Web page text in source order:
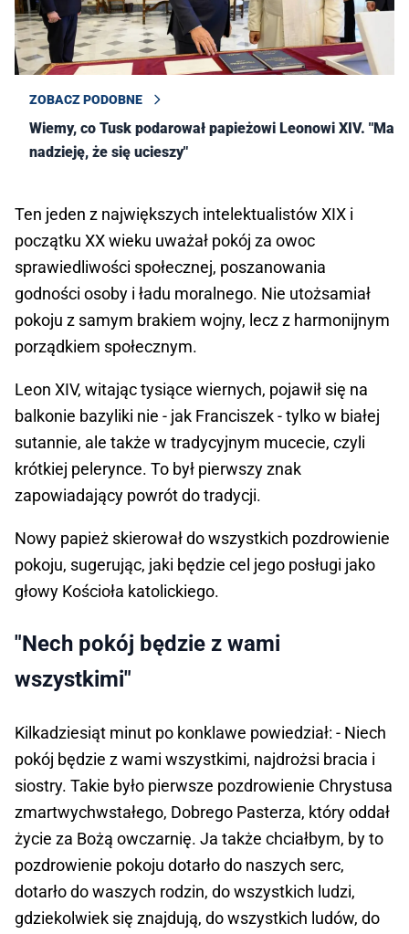
ZOBACZ PODOBNE
Wiemy, co Tusk podarował papieżowi Leonowi XIV. "Mam
nadzieję, że się ucieszy"
Ten jeden z największych intelektualistów XIX i
początku XX wieku uważał pokój za owoc
sprawiedliwości społecznej, poszanowania
godności osoby i ładu moralnego. Nie utożsamiał
pokoju z samym brakiem wojny, lecz z harmonijnym
porządkiem społecznym.
Leon XIV, witając tysiące wiernych, pojawił się na
balkonie bazyliki nie - jak Franciszek - tylko w białej
sutannie, ale także w tradycyjnym mucecie, czyli
krótkiej pelerynce. To był pierwszy znak
zapowiadający powrót do tradycji.
Nowy papież skierował do wszystkich pozdrowienie
pokoju, sugerując, jaki będzie cel jego posługi jako
głowy Kościoła katolickiego.
"Nech pokój będzie z wami
wszystkimi"
Kilkadziesiąt minut po konklawe powiedział: - Niech
pokój będzie z wami wszystkimi, najdrożsi bracia i
siostry. Takie było pierwsze pozdrowienie Chrystusa
zmartwychwstałego, Dobrego Pasterza, który oddał
życie za Bożą owczarnię. Ja także chciałbym, by to
pozdrowienie pokoju dotarło do naszych serc,
dotarło do waszych rodzin, do wszystkich ludzi,
gdziekolwiek się znajdują, do wszystkich ludów, do